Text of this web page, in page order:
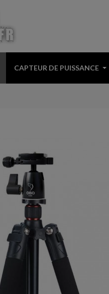
CAPTEUR DE PUISSANCE